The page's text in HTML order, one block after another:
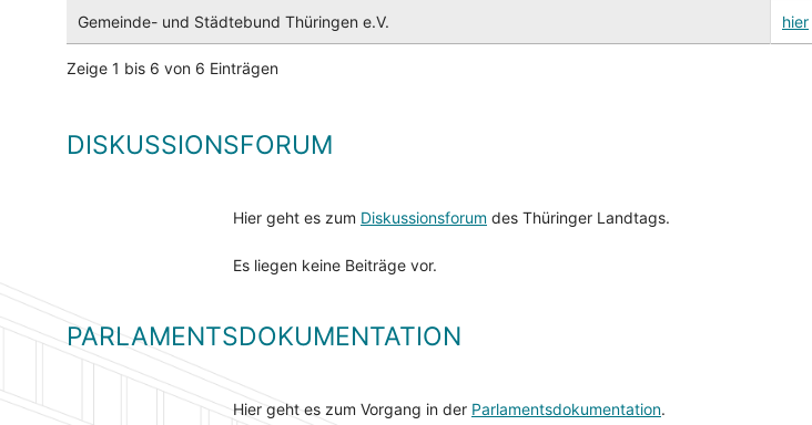
Gemeinde- und Städtebund Thüringen e.V. hier
Zeige 1 bis 6 von 6 Einträgen
DISKUSSIONSFORUM
Hier geht es zum Diskussionsforum des Thüringer Landtags.
Es liegen keine Beiträge vor.
PARLAMENTSDOKUMENTATION
Hier geht es zum Vorgang in der Parlamentsdokumentation.